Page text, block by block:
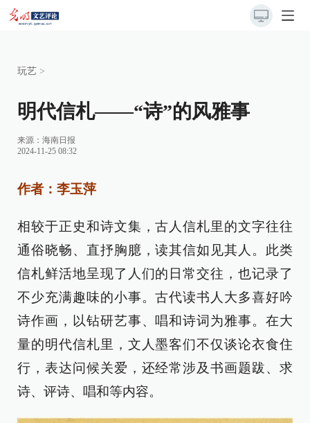
玩艺 >
明代信札——“诗”的风雅事
来源： 海南日报
2024-11-25 08:32
作者：李玉萍
相较于正史和诗文集，古人信札里的文字往往
通俗晓畅、直抒胸臆，读其信如见其人。此类
信札鲜活地呈现了人们的日常交往，也记录了
不少充满趣味的小事。古代读书人大多喜好吟
诗作画，以钻研艺事、唱和诗词为雅事。在大
量的明代信札里，文人墨客们不仅谈论衣食住
行，表达问候关爱，还经常涉及书画题跋、求
诗、评诗、唱和等内容。